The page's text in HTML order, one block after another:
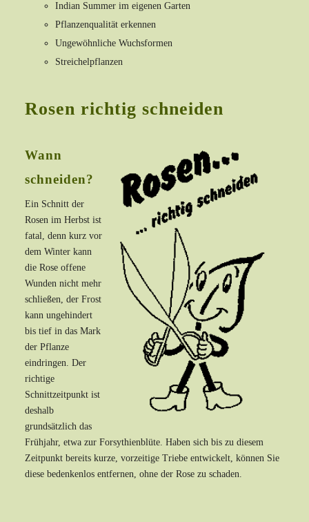
Indian Summer im eigenen Garten
Pflanzenqualität erkennen
Ungewöhnliche Wuchsformen
Streichelpflanzen
Rosen richtig schneiden
Wann
schneiden?
Ein Schnitt der
Rosen im Herbst ist
fatal, denn kurz vor
dem Winter kann
die Rose offene
Wunden nicht mehr
schließen, der Frost
kann ungehindert
bis tief in das Mark
der Pflanze
eindringen. Der
richtige
Schnittzeitpunkt ist
deshalb
grundsätzlich das
Frühjahr, etwa zur Forsythienblüte. Haben sich bis zu diesem
Zeitpunkt bereits kurze, vorzeitige Triebe entwickelt, können Sie
diese bedenkenlos entfernen, ohne der Rose zu schaden.